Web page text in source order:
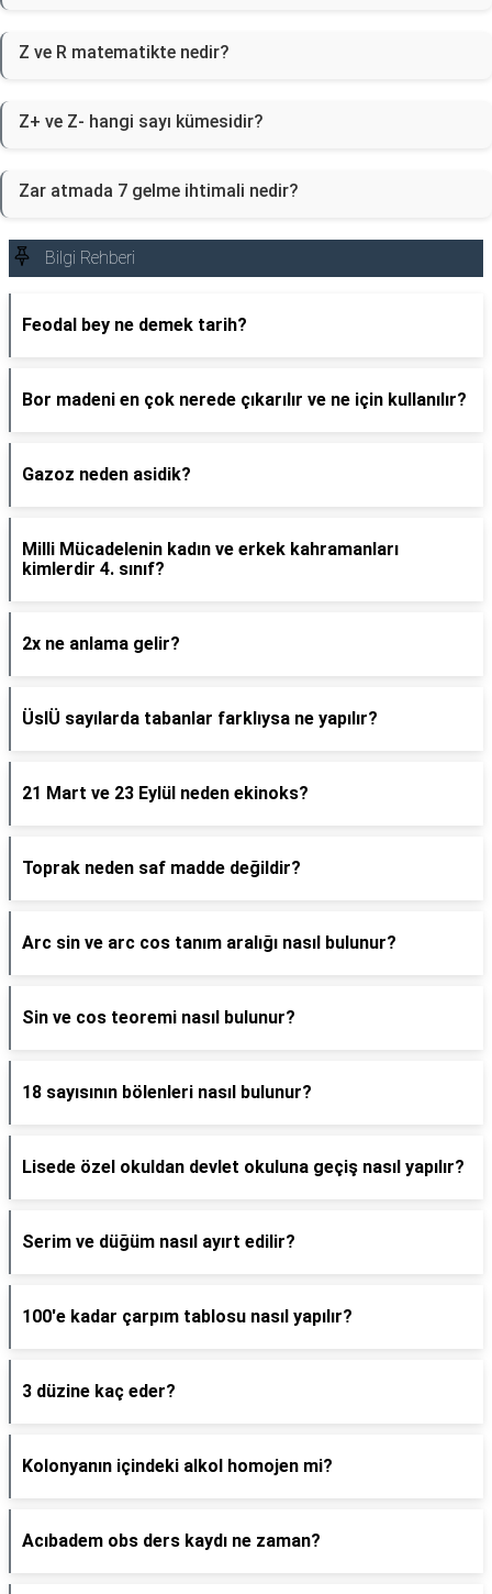
Z ve R matematikte nedir?
Z+ ve Z- hangi sayı kümesidir?
Zar atmada 7 gelme ihtimali nedir?
Bilgi Rehberi
Feodal bey ne demek tarih?
Bor madeni en çok nerede çıkarılır ve ne için kullanılır?
Gazoz neden asidik?
Milli Mücadelenin kadın ve erkek kahramanları
kimlerdir 4. sınıf?
2x ne anlama gelir?
ÜslÜ sayılarda tabanlar farklıysa ne yapılır?
21 Mart ve 23 Eylül neden ekinoks?
Toprak neden saf madde değildir?
Arc sin ve arc cos tanım aralığı nasıl bulunur?
Sin ve cos teoremi nasıl bulunur?
18 sayısının bölenleri nasıl bulunur?
Lisede özel okuldan devlet okuluna geçiş nasıl yapılır?
Serim ve düğüm nasıl ayırt edilir?
100'e kadar çarpım tablosu nasıl yapılır?
3 düzine kaç eder?
Kolonyanın içindeki alkol homojen mi?
Acıbadem obs ders kaydı ne zaman?